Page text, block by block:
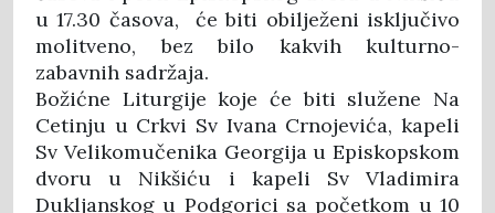
u 17.30 časova, će biti obilježeni isključivo
molitveno, bez bilo kakvih kulturno-
zabavnih sadržaja.
Božićne Liturgije koje će biti služene Na
Cetinju u Crkvi Sv Ivana Crnojevića, kapeli
Sv Velikomučenika Georgija u Episkopskom
dvoru u Nikšiću i kapeli Sv Vladimira
Dukljanskog u Podgorici sa početkom u 10